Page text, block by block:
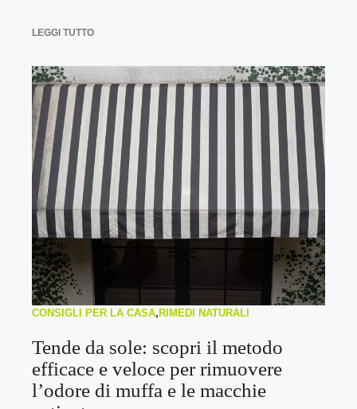
LEGGI TUTTO
CONSIGLI PER LA CASA, RIMEDI NATURALI
Tende da sole: scopri il metodo
efficace e veloce per rimuovere
l’odore di muffa e le macchie